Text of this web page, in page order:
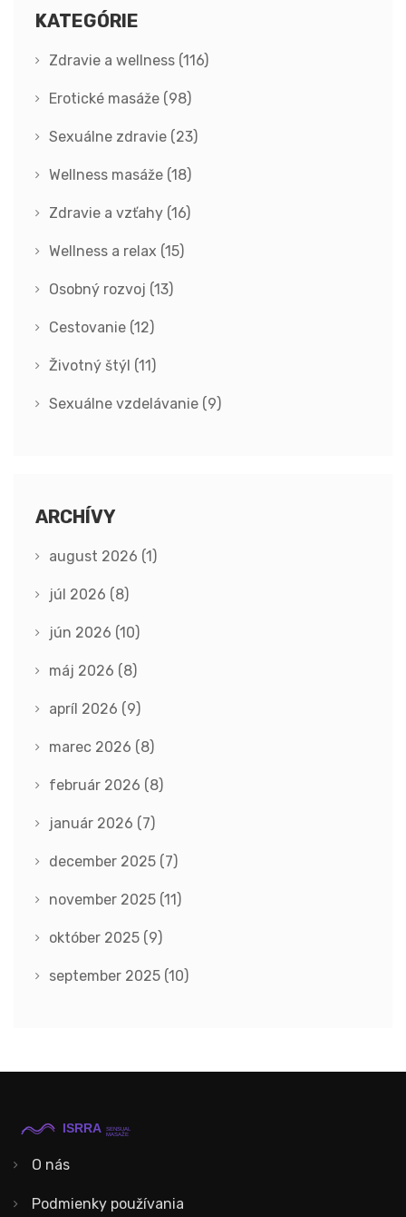
KATEGÓRIE
Zdravie a wellness (116)
Erotické masáže (98)
Sexuálne zdravie (23)
Wellness masáže (18)
Zdravie a vzťahy (16)
Wellness a relax (15)
Osobný rozvoj (13)
Cestovanie (12)
Životný štýl (11)
Sexuálne vzdelávanie (9)
ARCHÍVY
august 2026 (1)
júl 2026 (8)
jún 2026 (10)
máj 2026 (8)
apríl 2026 (9)
marec 2026 (8)
február 2026 (8)
január 2026 (7)
december 2025 (7)
november 2025 (11)
október 2025 (9)
september 2025 (10)
O nás
Podmienky používania